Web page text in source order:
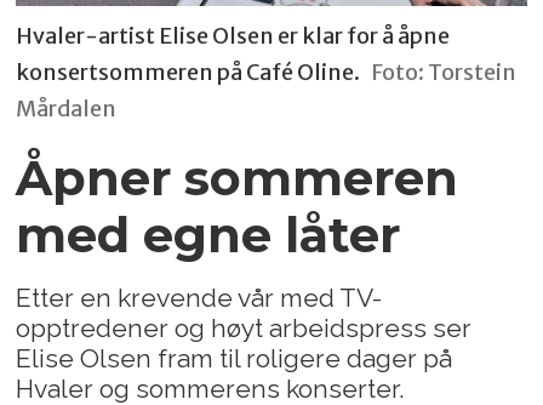
Hvaler-artist Elise Olsen er klar for å åpne
konsertsommeren på Café Oline. Foto: Torstein
Mårdalen
Åpner sommeren
med egne låter
Etter en krevende vår med TV-
opptredener og høyt arbeidspress ser
Elise Olsen fram til roligere dager på
Hvaler og sommerens konserter.